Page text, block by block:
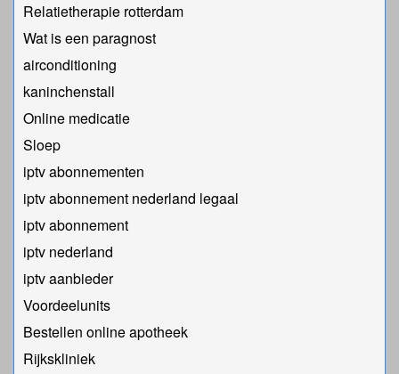
Relatietherapie rotterdam
Wat is een paragnost
airconditioning
kaninchenstall
Online medicatie
Sloep
iptv abonnementen
iptv abonnement nederland legaal​
iptv abonnement
iptv nederland
iptv aanbieder
Voordeelunits
Bestellen online apotheek
Rijkskliniek